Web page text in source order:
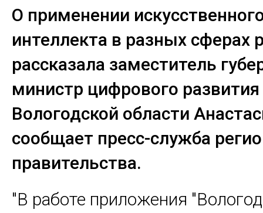
О применении
интеллекта в разных сферах
рассказала заместитель
министр цифрового развития
Вологодской области
сообщает пресс-служба
правительства.
"В работе приложения